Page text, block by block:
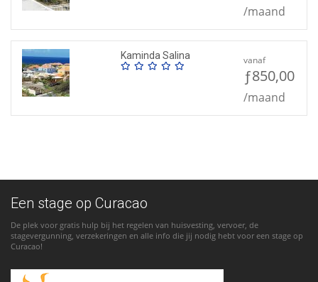
/maand
Kaminda Salina vanaf
ƒ850,00
/maand
Een stage op Curacao
De plek voor gratis hulp bij het regelen van huisvesting, vervoer, de
stagevergunning, verzekeringen en alle info die jij nodig hebt voor een stage op
Curacao!